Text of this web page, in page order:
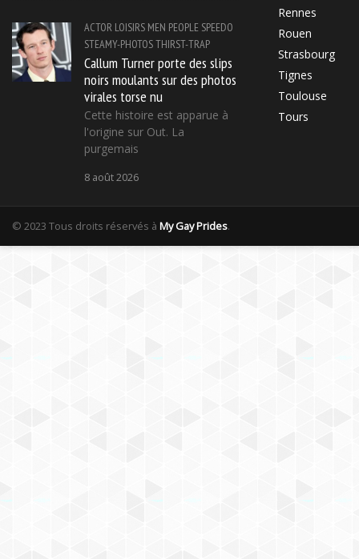
ACTOR LOISIRS MEN PEOPLE SPEEDO
STEAMY-PHOTOSTHIRST-TRAP
Callum Turner porte des slips
noirs moulants sur des photos
virales torse nu
Cette histoire est apparue à
l'origine sur Out. La
purgemais
8 août 2026
Rennes
Rouen
Strasbourg
Tignes
Toulouse
Tours
© 2023 Tous droits réservés à My Gay Prides.